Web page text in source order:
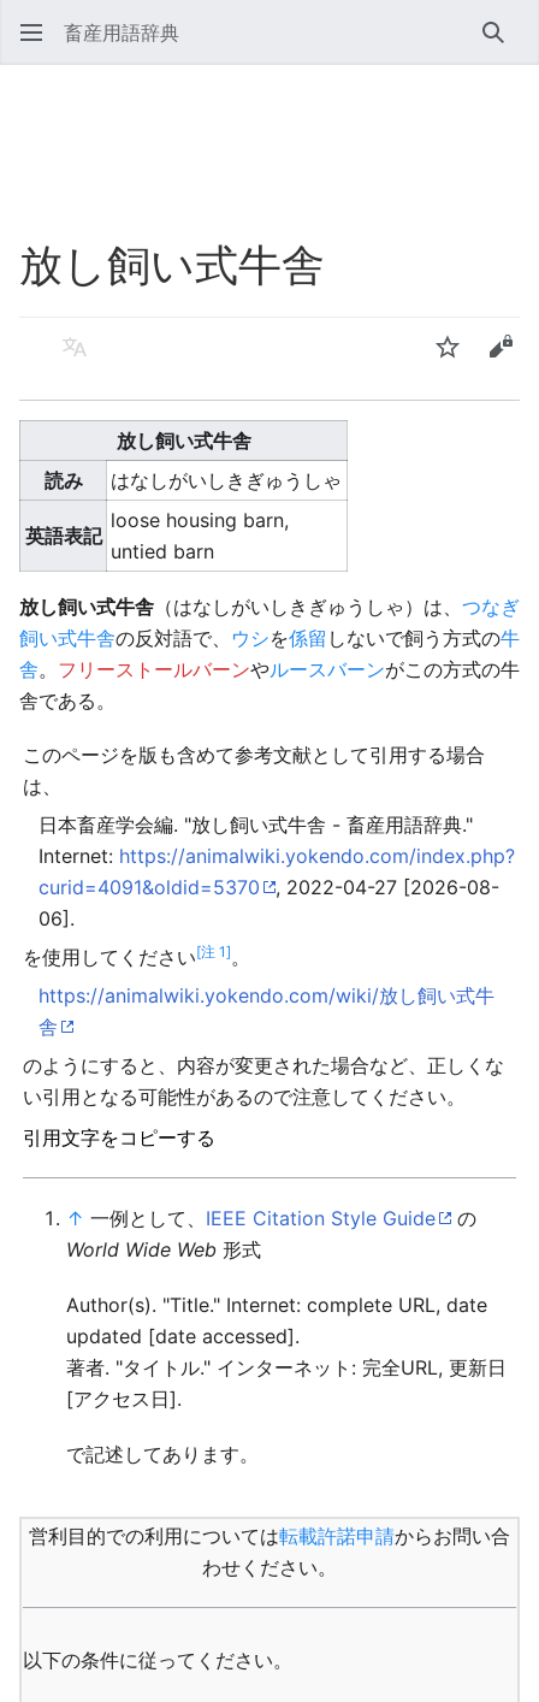
畜産用語辞典 検索
放し飼い式牛舎
言語 ウォッチソ
放し飼い式牛舎
読み
はなしがいしきぎゅうしゃ
英語表記
loose housing barn,
untied barn
放し飼い式牛舎 （はなしがいしきぎゅうしゃ）は、 つなぎ
飼い式牛舎の反対語で、 ウシを係留 しないで飼う方式の牛
舎。 フリーストールバーンやルースバーンがこの方式の牛
舎である。
このページを版も含めて参考文献として引用する場合
は、
日本畜産学会編. "放し飼い式牛舎 - 畜産用語辞典."
Internet: https://animalwiki.yokendo.com/index.php?
curid=4091&oldid=5370
, 2022-04-27 [2026-08-
06].
を使用してください[注 1]。
https://animalwiki.yokendo.com/wiki/放し飼い式牛
舎
のようにすると、内容が変更された場合など、正しくな
い引用となる可能性があるので注意してください。
引用文字をコピーする
↑ 一例として、 IEEE Citation Style Guide
の
World Wide Web 形式
Author(s). "Title." Internet: complete URL, date
updated [date accessed].
著者. "タイトル." インターネット: 完全URL, 更新日
[アクセス日].
で記述してあります。
営利目的での利用については転載許諾申請からお問い合
わせください。
以下の条件に従ってください。